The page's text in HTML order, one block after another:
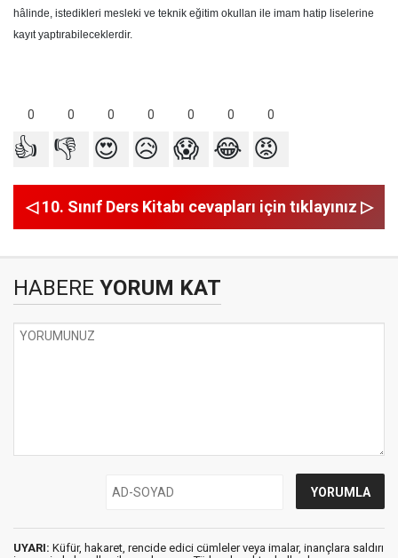
hâlinde, istedikleri mesleki ve teknik eğitim okullan ile imam hatip liselerine
kayıt yaptırabileceklerdir.
0 0 0 0 0 0 0
👍 👎 😍 😥 😱 😂 😡
◁ 10. Sınıf Ders Kitabı cevapları için tıklayınız ▷
HABERE YORUM KAT
UYARI: Küfür, hakaret, rencide edici cümleler veya imalar, inançlara saldırı